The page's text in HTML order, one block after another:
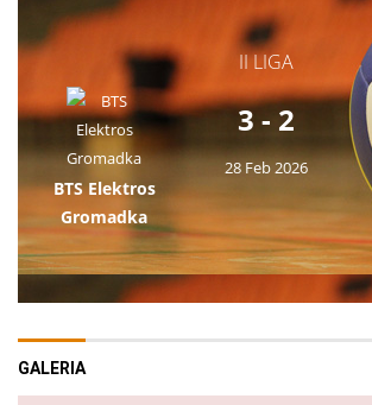
II LIGA
BTS Elektros
Gromadka
3 - 2
28 Feb 2026
GALERIA